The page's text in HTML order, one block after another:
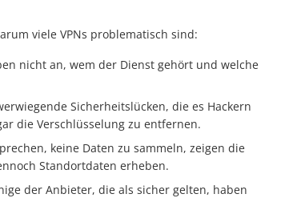
viele VPNs problematisch sind:
nicht an, wem der Dienst gehört und welche
Sicherheitslücken, die es Hackern
die Verschlüsselung zu entfernen.
keine Daten zu sammeln, zeigen die
Standortdaten erheben.
der Anbieter, die als sicher gelten, haben